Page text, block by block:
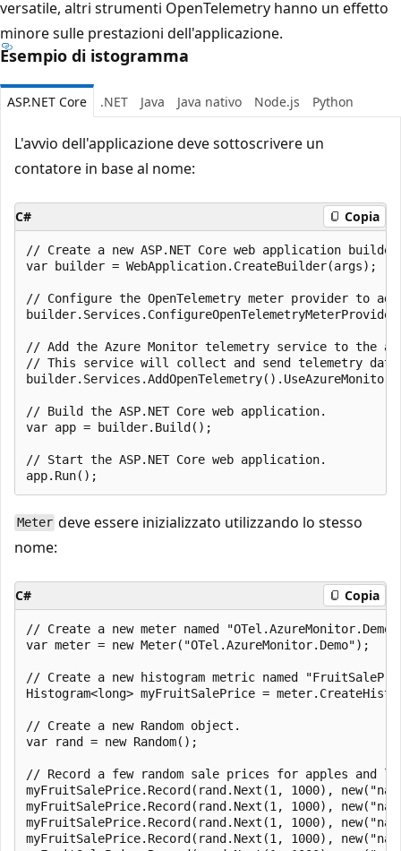
versatile, altri strumenti OpenTelemetry hanno un effetto
minore sulle prestazioni dell'applicazione.
Esempio di istogramma
ASP.NET Core .NET Java Java nativo Node.js Python
L'avvio dell'applicazione deve sottoscrivere un
contatore in base al nome:
C# Copia
// Create a new ASP.NET Core web application
var builder = WebApplication.CreateBuilder(args);
// Configure the OpenTelemetry meter provider to add
// Add the Azure Monitor telemetry service to the
// This service will collect and send telemetry data
// Build the ASP.NET Core web application.
var app = builder.Build();
// Start the ASP.NET Core web application.
Meter deve essere inizializzato utilizzando lo stesso
nome:
C# Copia
// Create a new meter named
var meter = new Meter("OTel.AzureMonitor.Demo");
// Create a new histogram metric named
Histogram<long> myFruitSalePrice =
// Create a new Random object.
var rand = new Random();
// Record a few random sale prices for apples and
myFruitSalePrice.Record(rand.Next(1, 1000),
myFruitSalePrice.Record(rand.Next(1, 1000),
myFruitSalePrice.Record(rand.Next(1, 1000),
myFruitSalePrice.Record(rand.Next(1, 1000),